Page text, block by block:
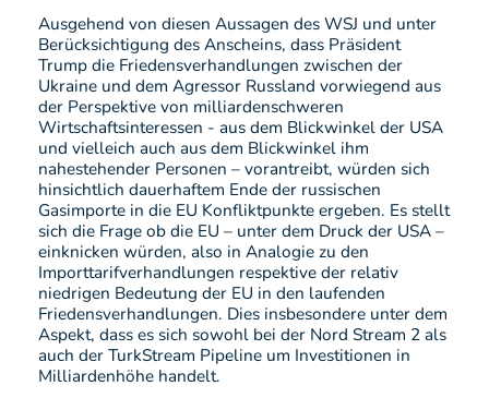
Ausgehend von diesen Aussagen des WSJ und unter
Berücksichtigung des Anscheins, dass Präsident
Trump die Friedensverhandlungen zwischen der
Ukraine und dem Agressor Russland vorwiegend aus
der Perspektive von milliardenschweren
Wirtschaftsinteressen - aus dem Blickwinkel der USA
und vielleich auch aus dem Blickwinkel ihm
nahestehender Personen – vorantreibt, würden sich
hinsichtlich dauerhaftem Ende der russischen
Gasimporte in die EU Konfliktpunkte ergeben. Es stellt
sich die Frage ob die EU – unter dem Druck der USA –
einknicken würden, also in Analogie zu den
Importtarifverhandlungen respektive der relativ
niedrigen Bedeutung der EU in den laufenden
Friedensverhandlungen. Dies insbesondere unter dem
Aspekt, dass es sich sowohl bei der Nord Stream 2 als
auch der TurkStream Pipeline um Investitionen in
Milliardenhöhe handelt.